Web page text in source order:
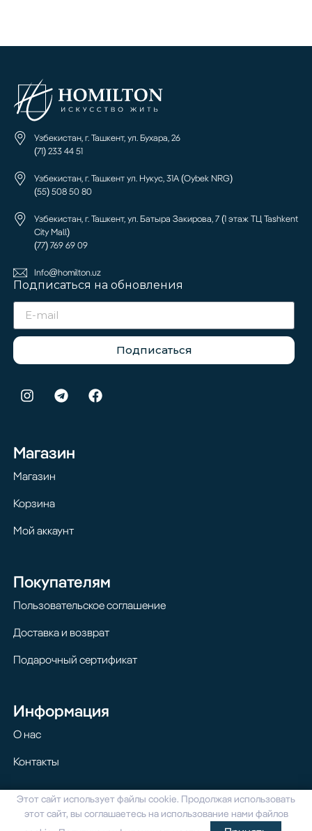
Узбекистан, г. Ташкент, ул. Бухара, 26
(71) 233 44 51
Узбекистан, г. Ташкент ул. Нукус, 31А (Oybek NRG)
(55) 508 50 80
Узбекистан, г. Ташкент, ул. Батыра Закирова, 7 (1 этаж ТЦ Tashkent
City Mall)
(77) 769 69 09
Info@homilton.uz
Подписаться на обновления
Подписаться
Магазин
Магазин
Корзина
Мой аккаунт
Покупателям
Пользовательское соглашение
Доставка и возврат
Подарочный сертификат
Информация
О нас
Контакты
© 2024 Homilton. Все права защищены
Этот сайт использует файлы cookie. Продолжая использовать
этот сайт, вы соглашаетесь на использование нами файлов